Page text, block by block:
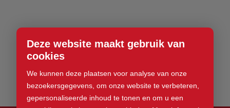
Deze website maakt gebruik van
cookies
We kunnen deze plaatsen voor analyse van onze
bezoekersgegevens, om onze website te verbeteren,
gepersonaliseerde inhoud te tonen en om u een